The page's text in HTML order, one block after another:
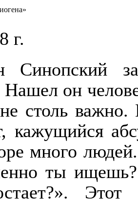
г.
Синопский
Нашел он
столь важно.
кажущийся
много
ты